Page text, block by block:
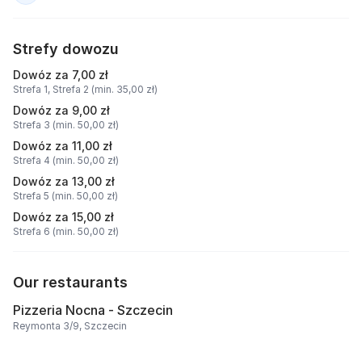
Strefy dowozu
Dowóz za 7,00 zł
Strefa 1, Strefa 2 (min. 35,00 zł)
Dowóz za 9,00 zł
Strefa 3 (min. 50,00 zł)
Dowóz za 11,00 zł
Strefa 4 (min. 50,00 zł)
Dowóz za 13,00 zł
Strefa 5 (min. 50,00 zł)
Dowóz za 15,00 zł
Strefa 6 (min. 50,00 zł)
Our restaurants
Pizzeria Nocna - Szczecin
Reymonta 3/9, Szczecin